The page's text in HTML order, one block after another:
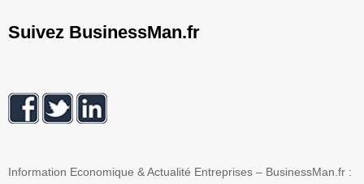
Suivez BusinessMan.fr
Information Economique & Actualité Entreprises – BusinessMan.fr :